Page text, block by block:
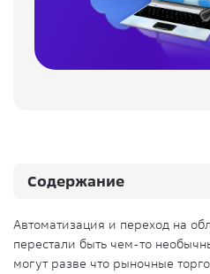
Автоматизация и переход на
перестали быть чем-то
могут разве что рыночные
Содержание